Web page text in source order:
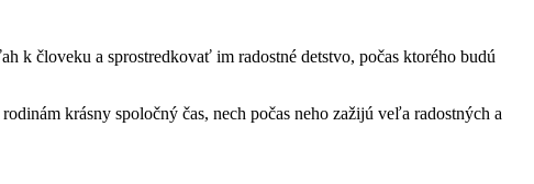
človeku a sprostredkovať im radostné detstvo, počas ktorého budú
krásny spoločný čas, nech počas neho zažijú veľa radostných a